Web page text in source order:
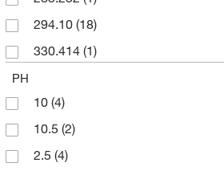
250 mL (24)
3 bouteilles, 25 mL
3 paquets(1)
4 L(17)
400 mL
5 x 10 mL
294.10 (18)
330.414 (1)
68.079
75.067
82.03
PH
10 (4)
10.5 (2)
2.5 (4)